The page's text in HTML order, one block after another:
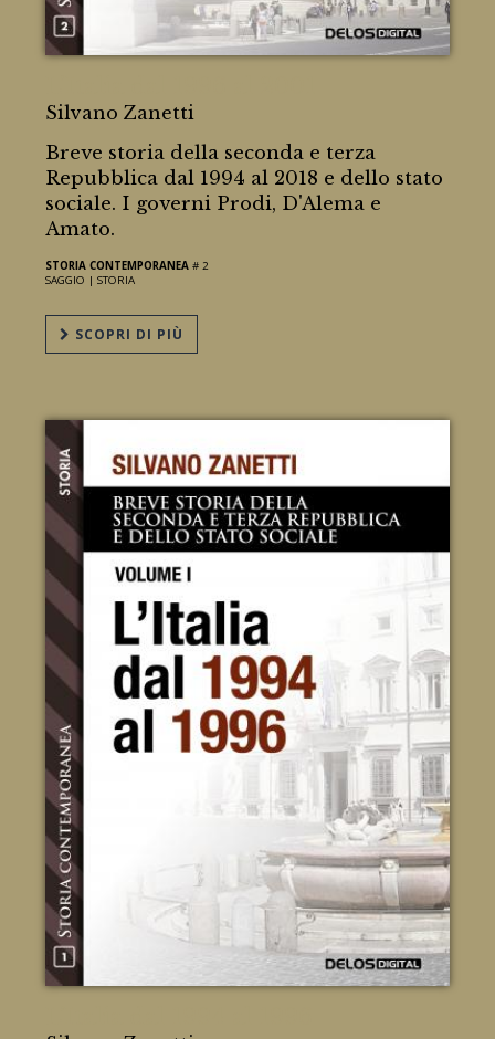
Silvano Zanetti
Breve storia della seconda e terza
Repubblica dal 1994 al 2018 e dello stato
sociale. I governi Prodi, D'Alema e
Amato.
STORIA CONTEMPORANEA # 2
SAGGIO |STORIA
SCOPRI DI PIÙ